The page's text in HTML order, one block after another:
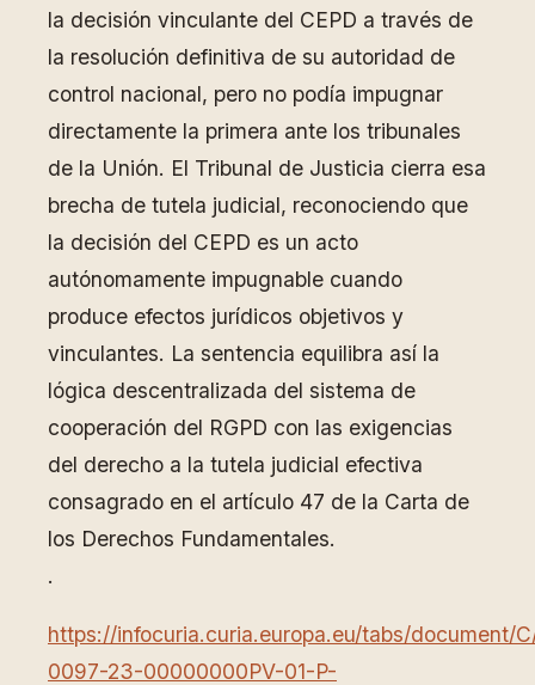
la decisión vinculante del CEPD a través de
la resolución definitiva de su autoridad de
control nacional, pero no podía impugnar
directamente la primera ante los tribunales
de la Unión. El Tribunal de Justicia cierra esa
brecha de tutela judicial, reconociendo que
la decisión del CEPD es un acto
autónomamente impugnable cuando
produce efectos jurídicos objetivos y
vinculantes. La sentencia equilibra así la
lógica descentralizada del sistema de
cooperación del RGPD con las exigencias
del derecho a la tutela judicial efectiva
consagrado en el artículo 47 de la Carta de
los Derechos Fundamentales.
.
https://infocuria.curia.europa.eu/tabs/document/
0097-23-00000000PV-01-P-